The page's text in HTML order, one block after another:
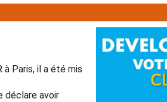
à Paris, il a été mis
déclare avoir